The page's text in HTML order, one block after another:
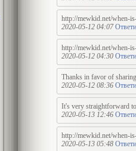
http://mewkid.net/when-
2020-05-12 04:07
http://mewkid.net/when-
2020-05-12 04:30
Thanks in favor of
2020-05-12 08:36
It's very straightforward
2020-05-13 12:46
http://mewkid.net/when-
2020-05-13 05:48